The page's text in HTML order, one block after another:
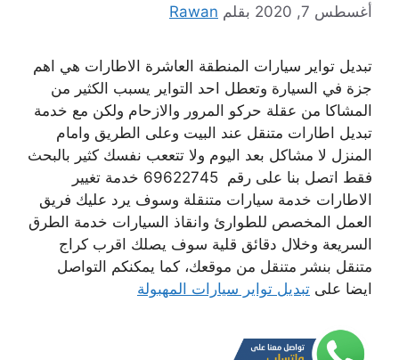
أغسطس 7, 2020 بقلم Rawan
تبديل تواير سيارات المنطقة العاشرة الاطارات هي اهم
جزة في السيارة وتعطل احد التواير يسبب الكثير من
المشاكا من عقلة حركو المرور والازحام ولكن مع خدمة
تبديل اطارات متنقل عند البيت وعلى الطريق وامام
المنزل لا مشاكل بعد اليوم ولا تتععب نفسك كثير بالبحث
فقط اتصل بنا على رقم 69622745 خدمة تغيير
الاطارات خدمة سيارات متنقلة وسوف يرد عليك فريق
العمل المخصص للطوارئ وانقاذ السيارات خدمة الطرق
السريعة وخلال دقائق قلية سوف يصلك اقرب كراج
متنقل بنشر متنقل من موقعك، كما يمكنكم التواصل
ايضا على تبديل تواير سيارات المهبولة